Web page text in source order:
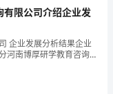
有限公司介绍企业发
企业发展分析结果企业
河南博厚研学教育咨询
展指数根据企业规模、
四个维度对企业发展情